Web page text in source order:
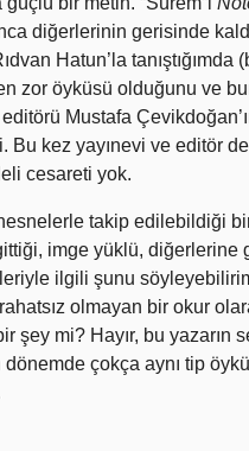
diğerlerinin gerisinde
Hatun’la
zor öyküsü olduğunu ve
Mustafa
Bu kez yayınevi ve editör
cesareti yok.
takip edilebildiği
imge yüklü, diğerlerine
ilgili şunu
olmayan bir okur
şey mi? Hayır, bu yazarın
çokça aynı tip